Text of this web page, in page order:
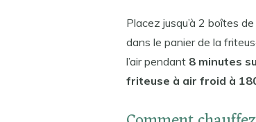
Placez jusqu’à 2 boîtes
dans le panier de la
l’air pendant 8 minutes
friteuse à air froid à